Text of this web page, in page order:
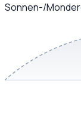
Sonnen-/